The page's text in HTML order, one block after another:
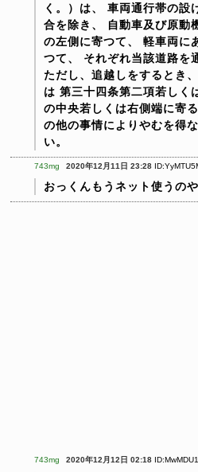
く。）は、
車両通行帯の設
合を除き、
自動車及び原動
の左側に寄つて、
軽車両に
つて、
それぞれ当該道路を
ただし、追越しをするとき、
は 第三十四条第二項若しく
の中央若しくは右側端に寄る
の他の事情によりやむを得
い。
743mg 2020年12月11日 23:28
おっくんもうネット使うの
743mg 2020年12月12日 02:18